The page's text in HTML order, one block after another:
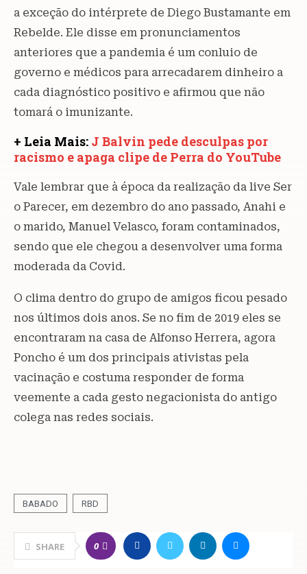
a exceção do intérprete de Diego Bustamante em
Rebelde. Ele disse em pronunciamentos
anteriores que a pandemia é um conluio de
governo e médicos para arrecadarem dinheiro a
cada diagnóstico positivo e afirmou que não
tomará o imunizante.
+ Leia Mais: J Balvin pede desculpas por
racismo e apaga clipe de Perra do YouTube
Vale lembrar que à época da realização da live Ser
o Parecer, em dezembro do ano passado, Anahi e
o marido, Manuel Velasco, foram contaminados,
sendo que ele chegou a desenvolver uma forma
moderada da Covid.
O clima dentro do grupo de amigos ficou pesado
nos últimos dois anos. Se no fim de 2019 eles se
encontraram na casa de Alfonso Herrera, agora
Poncho é um dos principais ativistas pela
vacinação e costuma responder de forma
veemente a cada gesto negacionista do antigo
colega nas redes sociais.
BABADO RBD
SHARE 0